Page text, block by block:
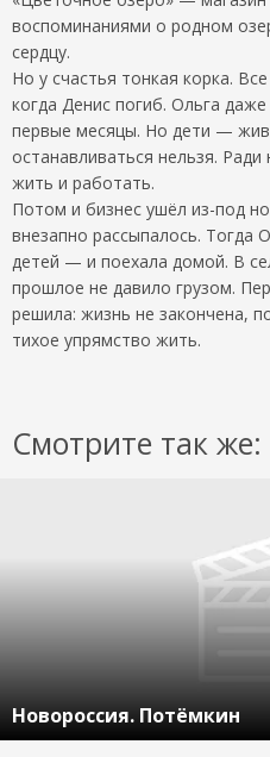
воспоминаниями о родном
сердцу.
Но у счастья тонкая корка.
когда Денис погиб. Ольга
первые месяцы. Но дети —
останавливаться нельзя.
жить и работать.
Потом и бизнес ушёл из-под
внезапно рассыпалось. Тогда
детей — и поехала домой. В
прошлое не давило грузом.
решила: жизнь не закончена,
тихое упрямство жить.
Смотрите так же:
Новороссия. Потёмкин